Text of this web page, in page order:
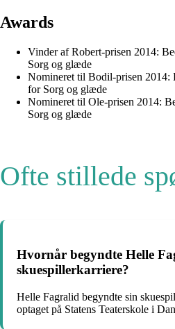
Awards
Vinder af Robert-prisen 2014:
Sorg og glæde
Nomineret til Bodil-prisen 2014:
for Sorg og glæde
Nomineret til Ole-prisen 2014:
Sorg og glæde
Ofte stillede
Hvornår begyndte Helle
skuespillerkarriere?
Helle Fagralid begyndte sin
optaget på Statens Teaterskole i